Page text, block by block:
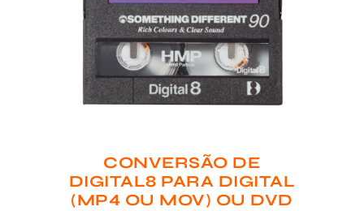
CONVERSÃO DE
DIGITAL8 PARA DIGITAL
(MP4 OU MOV) OU DVD